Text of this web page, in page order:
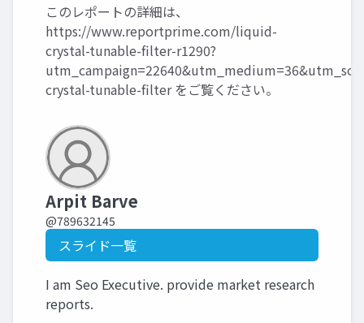
このレポートの詳細は、
https://www.reportprime.com/liquid-
crystal-tunable-filter-r1290?
crystal-tunable-filterをご覧ください。
Arpit Barve
@789632145
スライド一覧
I am Seo Executive. provide market research
reports.